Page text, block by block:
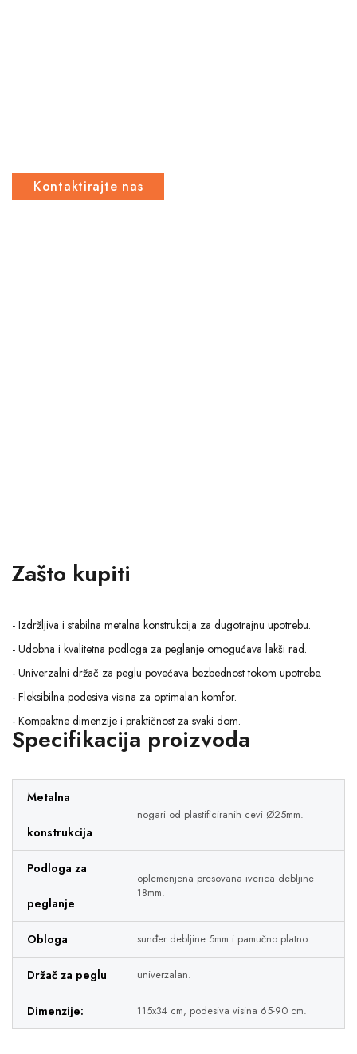
Kontaktirajte nas
Zašto kupiti
- Izdržljiva i stabilna metalna konstrukcija za dugotrajnu upotrebu.
- Udobna i kvalitetna podloga za peglanje omogućava lakši rad.
- Univerzalni držač za peglu povećava bezbednost tokom upotrebe.
- Fleksibilna podesiva visina za optimalan komfor.
- Kompaktne dimenzije i praktičnost za svaki dom.
Specifikacija proizvoda
Metalna
konstrukcija
nogari od plastificiranih cevi Ø25mm.
Podloga za
peglanje
oplemenjena presovana iverica debljine
18mm.
Obloga sunđer debljine 5mm i pamučno platno.
Držač za peglu univerzalan.
Dimenzije: 115x34 cm, podesiva visina 65-90 cm.